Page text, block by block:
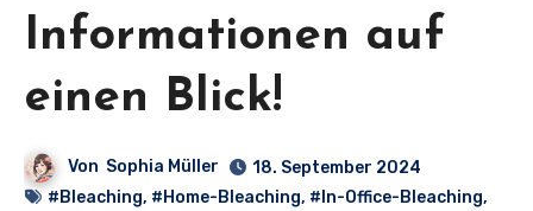
Informationen auf
einen Blick!
Von Sophia Müller
18. September 2024
#Bleaching, #Home-Bleaching, #In-Office-Bleaching,